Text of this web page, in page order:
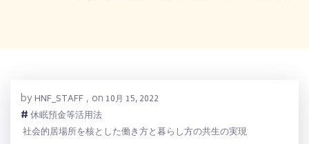
byHNF_STAFF , on 10月 15, 2022
#休眠預金等活用法
社会的居場所を核とした働き方と暮らし方の共生の実現